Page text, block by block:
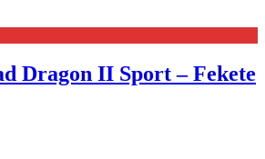
Dragon II Sport – Fekete